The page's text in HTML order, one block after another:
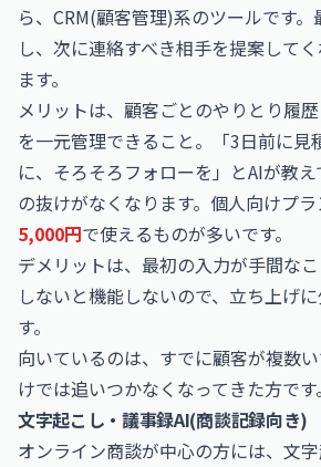
ら、CRM(顧客管理)系のツールです
し、次に連絡すべき相手を提案して
ます。
メリットは、顧客ごとのやりとり履
を一元管理できること。「3日前に見
に、そろそろフォローを」とAIが教
の抜けがなくなります。個人向けプ
5,000円で使えるものが多いです。
デメリットは、最初の入力が手間な
しないと機能しないので、立ち上げ
す。
向いているのは、すでに顧客が複数
けでは追いつかなくなってきた方です。
文字起こし・議事録AI(商談記録向き)
オンライン商談が中心の方には、文